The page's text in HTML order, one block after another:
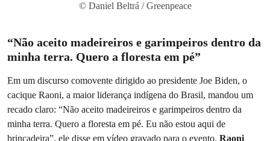
© Daniel Beltrá / Greenpeace
“Não aceito madeireiros e garimpeiros dentro da
minha terra. Quero a floresta em pé”
Em um discurso comovente dirigido ao presidente Joe Biden, o
cacique Raoni, a maior liderança indígena do Brasil, mandou um
recado claro: “Não aceito madeireiros e garimpeiros dentro da
minha terra. Quero a floresta em pé. Eu não estou aqui de
brincadeira”, ele disse em vídeo gravado para o evento. Raoni